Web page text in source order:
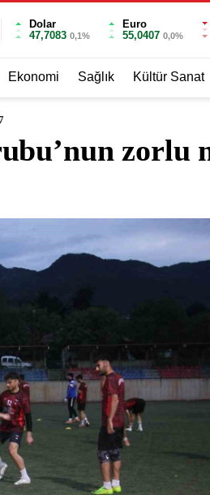
Dolar
47,7083 0,1%
Euro
55,0407 0,0%
Ekonomi Sağlık Kültür Sanat
zorlu